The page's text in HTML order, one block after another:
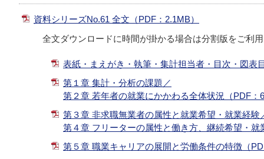
資料シリーズNo.61 全文（PDF：2.1MB）
全文ダウンロードに時間が掛かる場合は分割版をご利
表紙・まえがき・執筆・集計担当者・目次・図表
第１章 集計・分析の課題／
第２章 若年者の就業にかかわる全体状況（PDF：
第３章 非求職無業者の属性と就業希望・就業経験
第４章 フリーターの属性と働き方、継続希望・就
第５章 職業キャリアの展開と労働条件の特徴（